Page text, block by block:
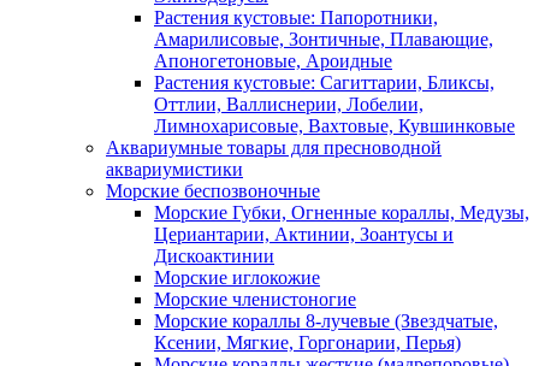
Растения кустовые: Папоротники,
Амарилисовые, Зонтичные, Плавающие,
Апоногетоновые, Ароидные
Растения кустовые: Сагиттарии, Бликсы,
Оттлии, Валлиснерии, Лобелии,
Лимнохарисовые, Вахтовые, Кувшинковые
Аквариумные товары для пресноводной
аквариумистики
Морские беспозвоночные
Морские Губки, Огненные кораллы, Медузы,
Цериантарии, Актинии, Зоантусы и
Дискоактинии
Морские иглокожие
Морские членистоногие
Морские кораллы 8-лучевые (Звездчатые,
Ксении, Мягкие, Горгонарии, Перья)